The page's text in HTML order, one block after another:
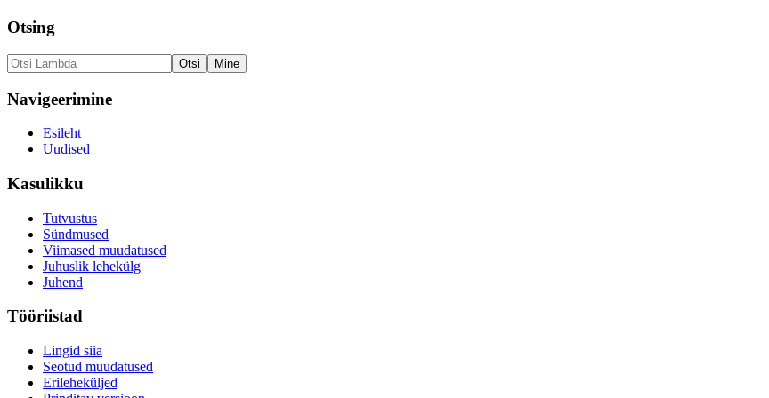
Otsing
Navigeerimine
Esileht
Uudised
Kasulikku
Tutvustus
Sündmused
Viimased muudatused
Juhuslik lehekülg
Juhend
Tööriistad
Lingid siia
Seotud muudatused
Erileheküljed